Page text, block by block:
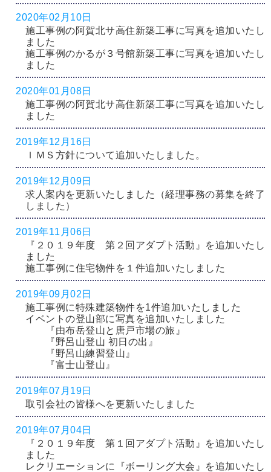
2020年02月10日
施工事例の阿賀北サ高住新築工事に写真を追加いたし
ました
施工事例のかるが３号館新築工事に写真を追加いたし
ました
2020年01月08日
施工事例の阿賀北サ高住新築工事に写真を追加いたし
ました
2019年12月16日
ＩＭＳ方針について追加いたしました。
2019年12月09日
求人案内を更新いたしました（経理事務の募集を終了
しました）
2019年11月06日
『２０１９年度 第２回アダプト活動』を追加いたし
ました
施工事例に住宅物件を１件追加いたしました
2019年09月02日
施工事例に特殊建築物件を1件追加いたしました
イベントの登山部に写真を追加いたしました
『由布岳登山と唐戸市場の旅』
『野呂山登山 初日の出』
『野呂山練習登山』
『富士山登山』
2019年07月19日
取引会社の皆様へを更新いたしました
2019年07月04日
『２０１９年度 第１回アダプト活動』を追加いたし
ました
レクリエーションに『ボーリング大会』を追加いたし